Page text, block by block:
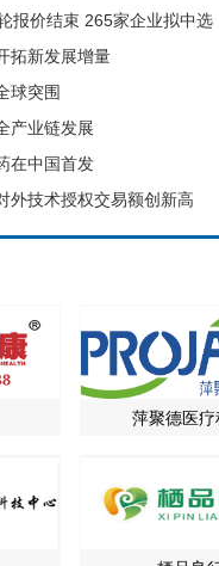
报价结束 265家企业拟中选
拓新发展增量
球突围
产业链发展
在中国首发
外技术授权交易额创新高
萍聚德医疗